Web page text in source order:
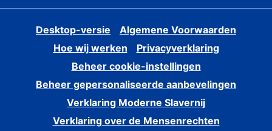
Desktop-versie
Algemene Voorwaarden
Hoe wij werken
Privacyverklaring
Beheer cookie-instellingen
Beheer gepersonaliseerde aanbevelingen
Verklaring Moderne Slavernij
Verklaring over de Mensenrechten